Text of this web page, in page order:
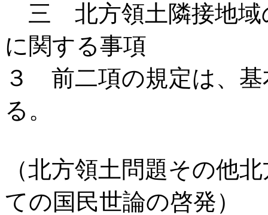
三 北方領土隣接地域
に関する事項
３ 前二項の規定は、基
る。
（北方領土問題その他
ての国民世論の啓発）